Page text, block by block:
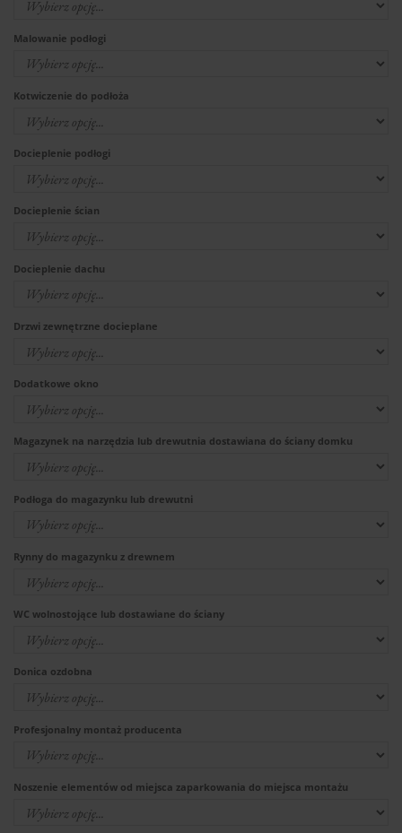
Malowanie podłogi
Kotwiczenie do podłoża
Docieplenie podłogi
Docieplenie ścian
Docieplenie dachu
Drzwi zewnętrzne docieplane
Dodatkowe okno
Magazynek na narzędzia lub drewutnia dostawiana do ściany domku
Podłoga do magazynku lub drewutni
Rynny do magazynku z drewnem
WC wolnostojące lub dostawiane do ściany
Donica ozdobna
Profesjonalny montaż producenta
Noszenie elementów od miejsca zaparkowania do miejsca montażu